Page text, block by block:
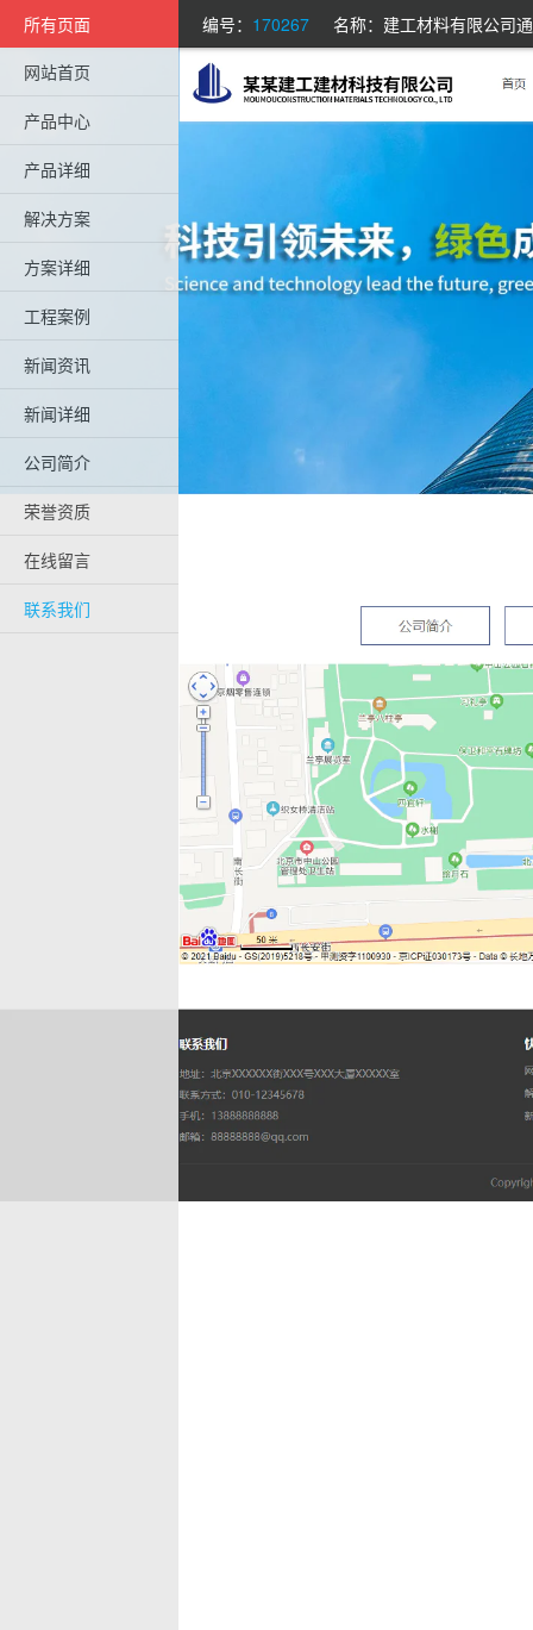
所有页面
网站首页
产品中心
产品详细
解决方案
方案详细
工程案例
新闻资讯
新闻详细
公司简介
荣誉资质
在线留言
联系我们
编号： 170267 名称：建工材料有限公司